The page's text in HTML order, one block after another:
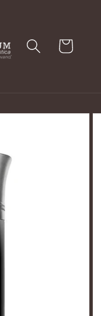
Carrello